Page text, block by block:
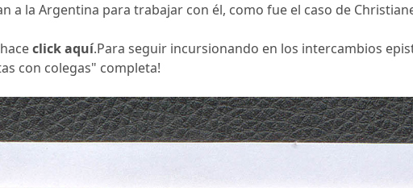
a la Argentina para trabajar con él, como fue el caso de
click aquí.Para seguir incursionando en los intercambios
con colegas" completa!